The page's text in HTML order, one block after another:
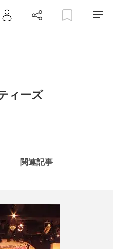
ィーズ
関連記事